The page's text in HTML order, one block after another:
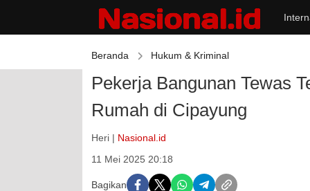
Beranda Hukum & Kriminal
Pekerja Bangunan Tewas
Rumah di Cipayung
Heri | Nasional.id
11 Mei 2025 20:18
Bagikan